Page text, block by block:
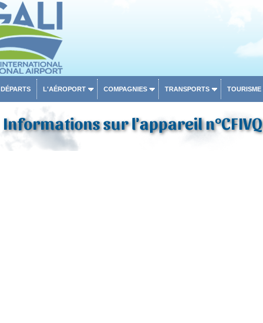
DÉPARTS L'AÉROPORT COMPAGNIES TRANSPORTS TOURISME
Informations sur l'appareil n°CFIVQ